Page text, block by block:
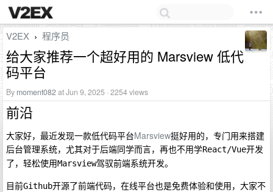
V2EX › 程序员
给大家推荐一个超好用的 Marsview 低代
码平台
By moment082at Jun 9, 2025 · 2254 views
前沿
大家好，最近发现一款低代码平台Marsview挺好用的，专门用来搭建
后台管理系统，尤其对于后端同学而言，再也不用学React/Vue开发
了，轻松使用Marsview驾驭前端系统开发。
目前Github开源了前端代码，在线平台也是免费体验和使用，大家不